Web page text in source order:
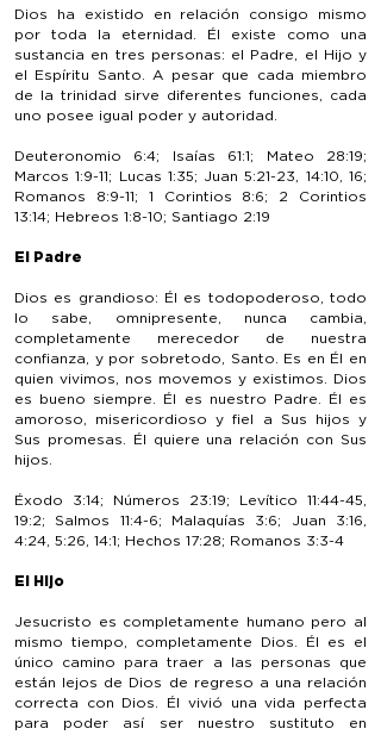
Dios ha existido en relación consigo mismo
por toda la eternidad. Él existe como una
sustancia en tres personas: el Padre, el Hijo y
el Espíritu Santo. A pesar que cada miembro
de la trinidad sirve diferentes funciones, cada
uno posee igual poder y autoridad.
Deuteronomio 6:4; Isaías 61:1; Mateo 28:19;
Marcos 1:9-11; Lucas 1:35; Juan 5:21-23, 14:10, 16;
Romanos 8:9-11; 1 Corintios 8:6; 2 Corintios
13:14; Hebreos 1:8-10; Santiago 2:19
El Padre
Dios es grandioso: Él es todopoderoso, todo
lo sabe, omnipresente, nunca cambia,
completamente merecedor de nuestra
confianza, y por sobretodo, Santo. Es en Él en
quien vivimos, nos movemos y existimos. Dios
es bueno siempre. Él es nuestro Padre. Él es
amoroso, misericordioso y fiel a Sus hijos y
Sus promesas. Él quiere una relación con Sus
hijos.
Éxodo 3:14; Números 23:19; Levítico 11:44-45,
19:2; Salmos 11:4-6; Malaquías 3:6; Juan 3:16,
4:24, 5:26, 14:1; Hechos 17:28; Romanos 3:3-4
El Hijo
Jesucristo es completamente humano pero al
mismo tiempo, completamente Dios. Él es el
único camino para traer a las personas que
están lejos de Dios de regreso a una relación
correcta con Dios. Él vivió una vida perfecta
para poder así ser nuestro sustituto en